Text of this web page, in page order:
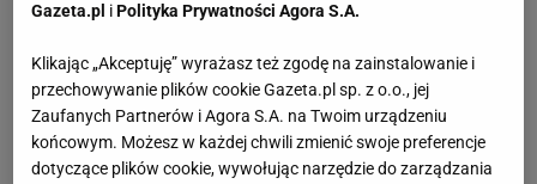
Gazeta.pl i Polityka Prywatności Agora S.A.
Klikając „Akceptuję” wyrażasz też zgodę na zainstalowanie i
przechowywanie plików cookie Gazeta.pl sp. z o.o., jej
Zaufanych Partnerów i Agora S.A. na Twoim urządzeniu
końcowym. Możesz w każdej chwili zmienić swoje preferencje
dotyczące plików cookie, wywołując narzędzie do zarządzania